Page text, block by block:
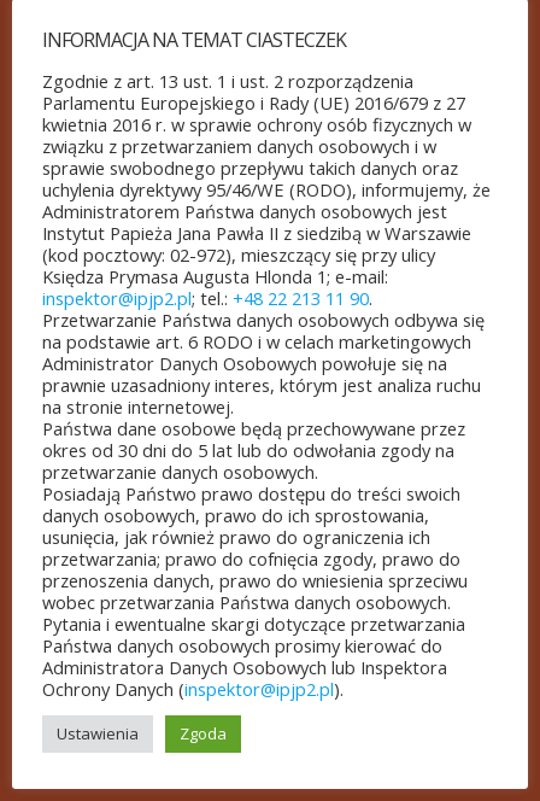
ciągłych szlaków, jednak wędrując
po zaproponowanych
wPrzewodnikutrasach, odwiedzamy
miejsca, gdzie zostawił swoje ślady,
czasem także pamiątki, które z czasem
stają się rodzajem relikwii. Kult Świętego
jest na Mazowszu bardzo żywy, powstają
nowe pomniki, witraże, obrazy, czasem
ołtarze jemu poświęcone. Budowane
są nowe kościoły pod wezwaniem
Świętego Jana Pawła II. Szczególnie
ważne miejsce zajmują „żywe pomniki”,
a więc instytucje, szkoły, inicjatywy.
Drugie wydaniePrzewodnikapróbuje
nadążyć za tymi zmianami, dlatego
zostało rozszerzone. Mamy nadzieję,
że spotka się z przychylnym przyjęciem
odbiorców i ułatwi dotarcie do miejsc
papieskich na Mazowszu.
INFORMACJA NA TEMAT CIASTECZEK
Zgodnie z art. 13 ust. 1 i ust. 2 rozporządzenia
Parlamentu Europejskiego i Rady (UE) 2016/679 z 27
kwietnia 2016 r. w sprawie ochrony osób fizycznych w
związku z przetwarzaniem danych osobowych i w
sprawie swobodnego przepływu takich danych oraz
uchylenia dyrektywy 95/46/WE (RODO), informujemy, że
Administratorem Państwa danych osobowych jest
Instytut Papieża Jana Pawła II z siedzibą w Warszawie
(kod pocztowy: 02-972), mieszczący się przy ulicy
Księdza Prymasa Augusta Hlonda 1; e-mail:
inspektor@ipjp2.pl; tel.: +48 22 213 11 90.
Przetwarzanie Państwa danych osobowych odbywa się
na podstawie art. 6 RODO i w celach marketingowych
Administrator Danych Osobowych powołuje się na
prawnie uzasadniony interes, którym jest analiza ruchu
na stronie internetowej.
Państwa dane osobowe będą przechowywane przez
okres od 30 dni do 5 lat lub do odwołania zgody na
przetwarzanie danych osobowych.
Posiadają Państwo prawo dostępu do treści swoich
danych osobowych, prawo do ich sprostowania,
usunięcia, jak również prawo do ograniczenia ich
przetwarzania; prawo do cofnięcia zgody, prawo do
przenoszenia danych, prawo do wniesienia sprzeciwu
wobec przetwarzania Państwa danych osobowych.
Pytania i ewentualne skargi dotyczące przetwarzania
Państwa danych osobowych prosimy kierować do
Administratora Danych Osobowych lub Inspektora
Ochrony Danych (inspektor@ipjp2.pl).
Ustawienia Zgoda